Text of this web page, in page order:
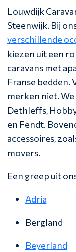
Louwdijk
Steenwijk. Bij
verschillende
kiezen uit een
caravans met
Franse bedden.
merken niet.
Dethleffs,
en Fendt.
accessoires,
movers.
Een greep uit
Adria
Bergland
Beyerland